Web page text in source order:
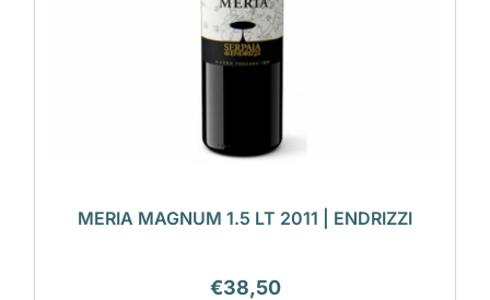
MERIA MAGNUM 1.5 LT 2011 | ENDRIZZI
€38,50